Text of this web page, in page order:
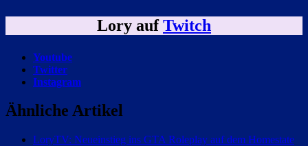
Lory aufTwitch
Youtube
Twitter
Instagram
Ähnliche Artikel
LoryTV: Neueinstieg ins GTA Roleplay auf dem Homestate